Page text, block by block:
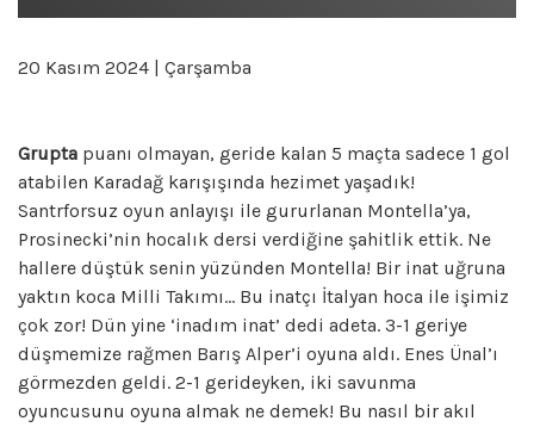
20 Kasım 2024 | Çarşamba
Grupta puanı olmayan, geride kalan 5 maçta sadece 1 gol
atabilen Karadağ karışışında hezimet yaşadık!
Santrforsuz oyun anlayışı ile gururlanan Montella’ya,
Prosinecki’nin hocalık dersi verdiğine şahitlik ettik. Ne
hallere düştük senin yüzünden Montella! Bir inat uğruna
yaktın koca Milli Takımı… Bu inatçı İtalyan hoca ile işimiz
çok zor! Dün yine ‘inadım inat’ dedi adeta. 3-1 geriye
düşmemize rağmen Barış Alper’i oyuna aldı. Enes Ünal’ı
görmezden geldi. 2-1 gerideyken, iki savunma
oyuncusunu oyuna almak ne demek! Bu nasıl bir akıl